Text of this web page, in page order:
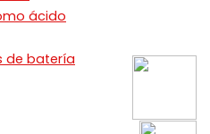
ácido
de batería